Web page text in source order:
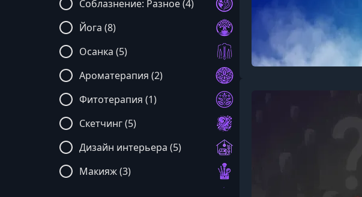
Соблазнение: Разное (4)
Йога (8)
Осанка (5)
Ароматерапия (2)
Фитотерапия (1)
Скетчинг (5)
Дизайн интерьера (5)
Макияж (3)